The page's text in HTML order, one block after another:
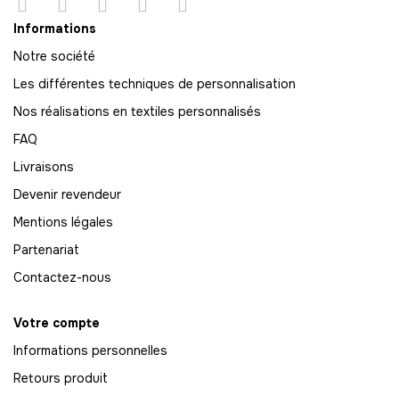
Informations
Notre société
Les différentes techniques de personnalisation
Nos réalisations en textiles personnalisés
FAQ
Livraisons
Devenir revendeur
Mentions légales
Partenariat
Contactez-nous
Votre compte
Informations personnelles
Retours produit